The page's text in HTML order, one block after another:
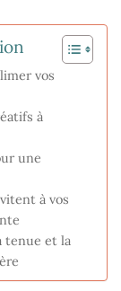
vos
à
une
à vos
tenue et la